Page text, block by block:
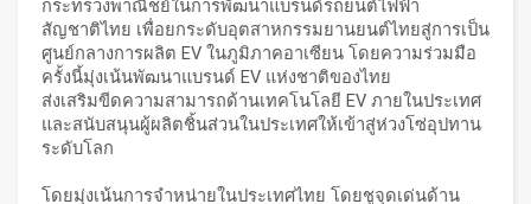
กระทรวงพาณิชย์ในการพัฒนาแบรนด์รถยนต์ไฟฟ้า
สัญชาติไทย เพื่อยกระดับอุตสาหกรรมยานยนต์ไทยสู่การเป็น
ศูนย์กลางการผลิต EV ในภูมิภาคอาเซียน โดยความร่วมมือ
ครั้งนี้มุ่งเน้นพัฒนาแบรนด์ EV แห่งชาติของไทย
ส่งเสริมขีดความสามารถด้านเทคโนโลยี EV ภายในประเทศ
และสนับสนุนผู้ผลิตชิ้นส่วนในประเทศให้เข้าสู่ห่วงโซ่อุปทาน
ระดับโลก
โดยมุ่งเน้นการจำหน่ายในประเทศไทย โดยชูจุดเด่นด้าน